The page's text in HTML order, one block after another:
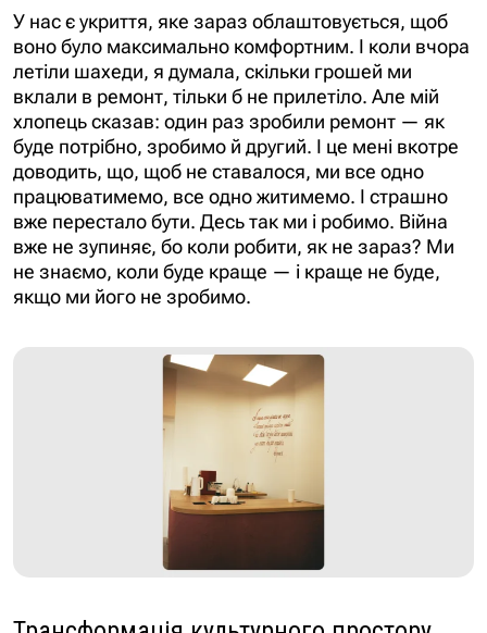
У нас є укриття, яке зараз облаштовується, щоб
воно було максимально комфортним. І коли вчора
летіли шахеди, я думала, скільки грошей ми
вклали в ремонт, тільки б не прилетіло. Але мій
хлопець сказав: один раз зробили ремонт — як
буде потрібно, зробимо й другий. І це мені вкотре
доводить, що, щоб не ставалося, ми все одно
працюватимемо, все одно житимемо. І страшно
вже перестало бути. Десь так ми і робимо. Війна
вже не зупиняє, бо коли робити, як не зараз? Ми
не знаємо, коли буде краще — і краще не буде,
якщо ми його не зробимо.
Трансформація культурного простору